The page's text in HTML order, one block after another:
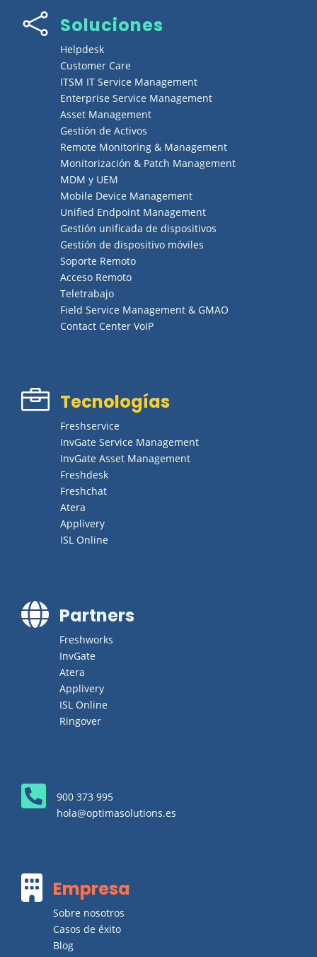
 Soluciones
Helpdesk
Customer Care
ITSM IT Service Management
Enterprise Service Management
Asset Management
Gestión de Activos
Remote Monitoring & Management
Monitorización & Patch Management
MDM y UEM
Mobile Device Management
Unified Endpoint Management
Gestión unificada de dispositivos
Gestión de dispositivo móviles
Soporte Remoto
Acceso Remoto
Teletrabajo
Field Service Management & GMAO
Contact Center VoIP
 Tecnologías
Freshservice
InvGate Service Management
InvGate Asset Management
Freshdesk
Freshchat
Atera
Applivery
ISL Online
 Partners
Freshworks
InvGate
Atera
Applivery
ISL Online
Ringover

900 373 995
hola@optimasolutions.es
 Empresa
Sobre nosotros
Casos de éxito
Blog